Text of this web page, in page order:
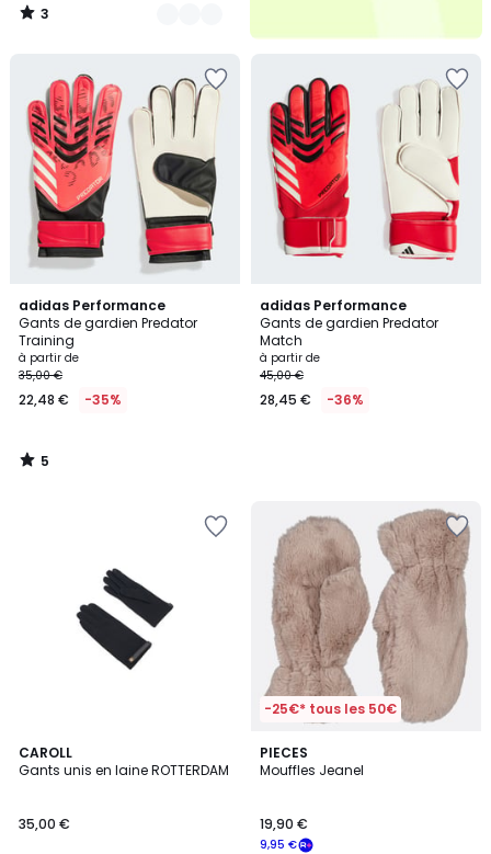
3
/
adidas Performance
Gants de gardien Predator
Training
à partir de
35,00 €
22,48 € -35%
5
/
5
5
/
adidas Performance
Gants de gardien Predator
Match
à partir de
45,00 €
28,45 € -36%
CAROLL
Gants unis en laine ROTTERDAM
35,00 €
2
Couleurs
-25€* tous les 50€
PIECES
Mouffles Jeanel
9,95 €
19,90 €